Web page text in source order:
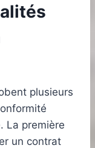
plusieurs
La première
un contrat